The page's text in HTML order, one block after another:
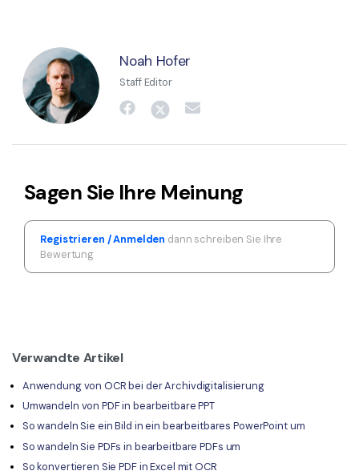
Noah Hofer
Staff Editor
Sagen Sie Ihre Meinung
Registrieren / Anmelden dann schreiben Sie Ihre
Bewertung
Verwandte Artikel
Anwendung von OCR bei der Archivdigitalisierung
Umwandeln von PDF in bearbeitbare PPT
So wandeln Sie ein Bild in ein bearbeitbares PowerPoint um
So wandeln Sie PDFs in bearbeitbare PDFs um
So konvertieren Sie PDF in Excel mit OCR